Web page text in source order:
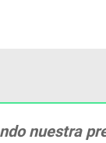
nuestra